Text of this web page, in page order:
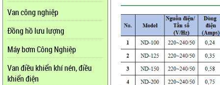
Van công nghiệp
Đồng hồ lưu lượng
Máy bơm Công Nghiệp
Van điều khiển khí nén, điều
khiển điện